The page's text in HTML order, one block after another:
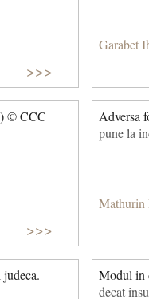
>>>
Garabet
© CCC
>>>
Adversa
pune la
Mathurin
Modul in
decat